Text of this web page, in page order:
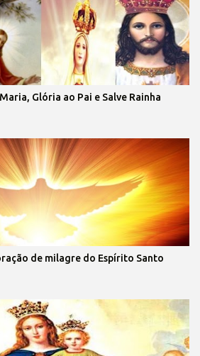
Glória ao Pai e Salve Rainha
de milagre do Espírito Santo